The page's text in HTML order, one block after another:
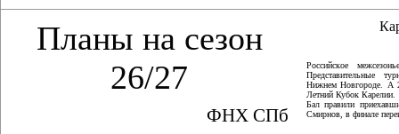
Планы на сезон
26/27
ФНХ СПб
Российское
Представительные
Нижнем Новгороде. А
Летний Кубок Карелии.
Бал правили
Смирнов, в финале